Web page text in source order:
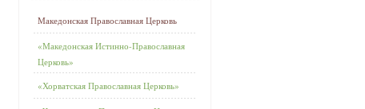
Македонская Православная Церковь
«Македонская Истинно-Православная
Церковь»
«Хорватская Православная Церковь»